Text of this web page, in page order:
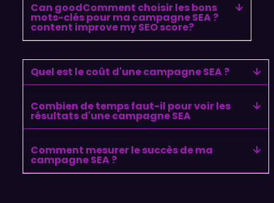
Can goodComment choisir les bons
mots-clés pour ma campagne SEA ?
content improve my SEO score?
Quel est le coût d'une campagne SEA ?
Combien de temps faut-il pour voir les
résultats d'une campagne SEA
Comment mesurer le succès de ma
campagne SEA ?